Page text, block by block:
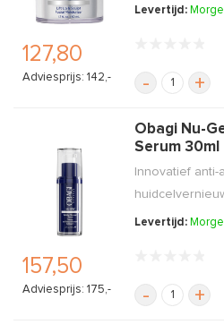
127,80
Adviesprijs: 142,-
Levertijd:
- +
157,50
Adviesprijs: 175,-
Obagi Nu-
Serum 30ml
Innovatief
Levertijd:
- +